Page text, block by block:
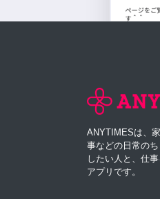
ANYTIMESは、
事などの日常の
したい人と、仕
アプリです。